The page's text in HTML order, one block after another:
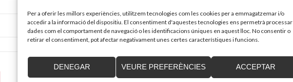
Per a oferir les millors experiències, utilitzem tecnologies com les cookies per a emmagatzemar i/o
accedir a la informació del dispositiu. El consentiment d'aquestes tecnologies ens permetrà processar
dades com el comportament de navegació o les identificacions úniques en aquest lloc. No consentir o
retirar el consentiment, pot afectar negativament unes certes característiques i funcions.
ACCEPTAR
DENEGAR VEURE PREFERÈNCIES